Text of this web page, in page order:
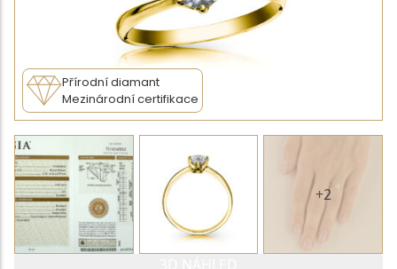
Přírodní diamant
Mezinárodní certifikace
+2